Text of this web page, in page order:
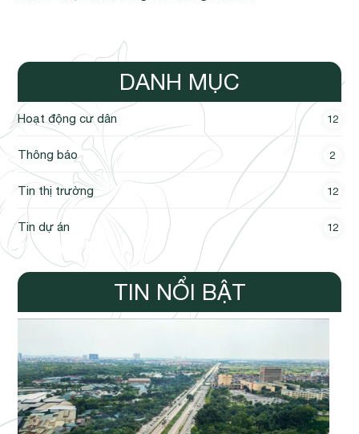
DANH MỤC
Hoạt động cư dân 12
Thông báo 2
Tin thị trường 12
Tin dự án 12
TIN NỔI BẬT